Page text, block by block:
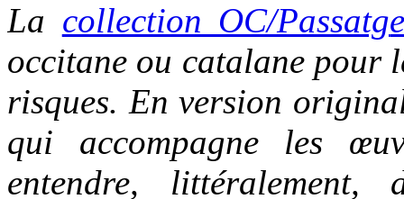
La collection OC/Passatg
occitane ou catalane pour
risques. En version
qui accompagne les
entendre,